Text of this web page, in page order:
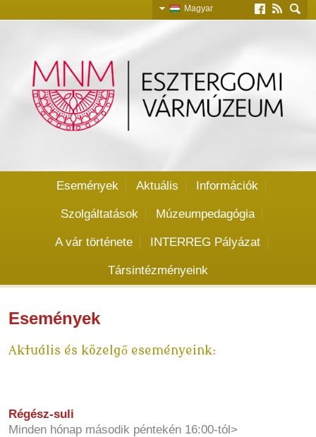
Magyar
Események Aktuális Információk
Szolgáltatások Múzeumpedagógia
A vár története INTERREG Pályázat
Társintézményeink
Események
Aktuális és közelgő eseményeink:
Régész-suli
Minden hónap második péntekén 16:00-tól>